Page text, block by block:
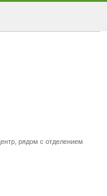
рядом с отделением